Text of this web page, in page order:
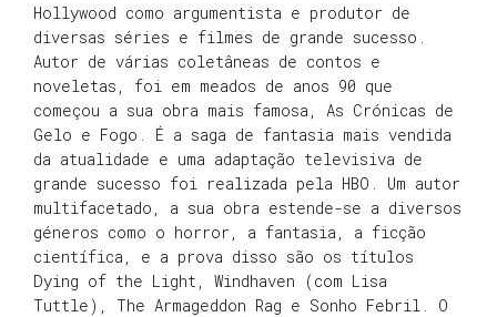
Hollywood como argumentista e produtor de
diversas séries e filmes de grande sucesso.
Autor de várias coletâneas de contos e
noveletas, foi em meados de anos 90 que
começou a sua obra mais famosa, As Crónicas de
Gelo e Fogo. É a saga de fantasia mais vendida
da atualidade e uma adaptação televisiva de
grande sucesso foi realizada pela HBO. Um autor
multifacetado, a sua obra estende-se a diversos
géneros como o horror, a fantasia, a ficção
científica, e a prova disso são os títulos
Dying of the Light, Windhaven (com Lisa
Tuttle), The Armageddon Rag e Sonho Febril. O